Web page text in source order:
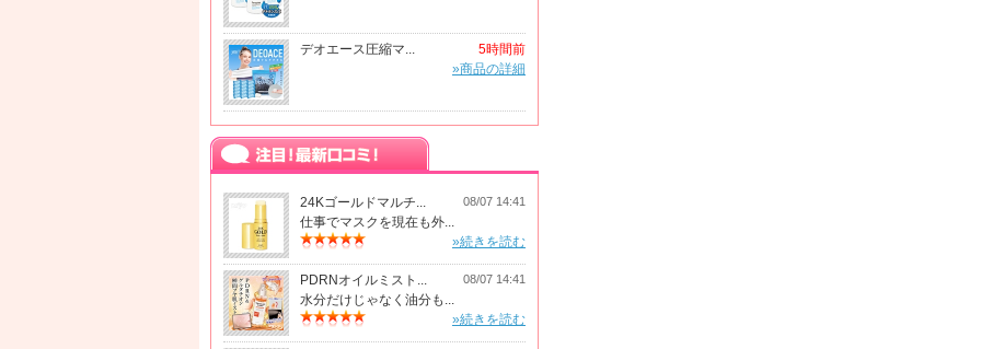
デオエース圧縮マ...
5時間前
»商品の詳細
24Kゴールドマルチ... 08/07 14:41
仕事でマスクを現在も外...
»続きを読む
PDRNオイルミスト... 08/07 14:41
水分だけじゃなく油分も...
»続きを読む